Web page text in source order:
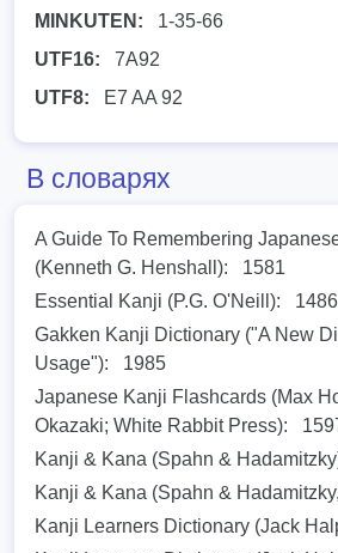
MINKUTEN:
1-35-66
UTF16:
7A92
UTF8:
E7 AA 92
В словарях
A Guide To Remembering
(Kenneth G. Henshall):
1581
Essential Kanji (P.G. O'Neill):
1486
Gakken Kanji Dictionary ("A New
Usage"):
1985
Japanese Kanji Flashcards (Max
Okazaki; White Rabbit Press):
Kanji & Kana (Spahn &
Kanji & Kana (Spahn &
Kanji Learners Dictionary (Jack